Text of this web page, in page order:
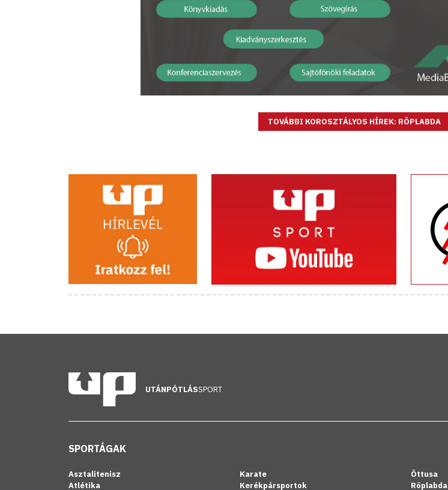
TOVÁBBI KOROSZTÁLYOS HÍREK: RÖPLABDA
UTÁNPÓTLÁSSPORT
SPORTÁGAK
Asztalitenisz
Atlétika
Karate
Kerékpársportok
Öttusa
Röplabda